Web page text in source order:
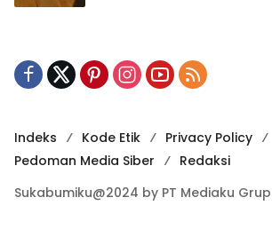
Indeks Kode Etik Privacy Policy
Pedoman Media Siber
Redaksi
Sukabumiku@2024 by PT Mediaku